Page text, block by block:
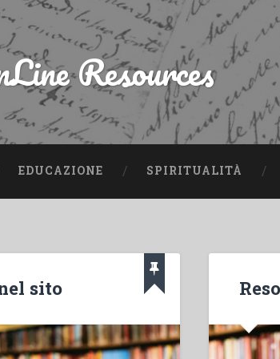
Resources
EDUCAZIONE SPIRITUALITÀ
sito